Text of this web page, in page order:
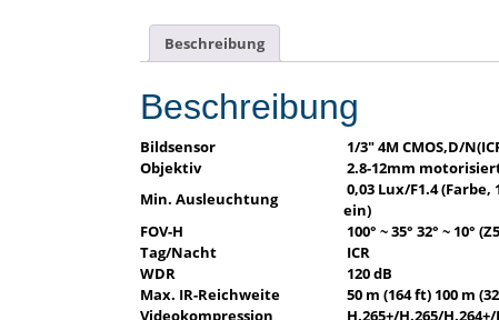
Beschreibung
Beschreibung
Bildsensor
1/3″ 4M CMOS,D/
Objektiv
2.8-12mm
Min. Ausleuchtung
0,03 Lux/F1.4 (Farbe,
ein)
FOV-H
100° ~ 35° 32° ~ 10°
Tag/Nacht
ICR
WDR
120 dB
Max. IR-Reichweite
50 m (164 ft) 100 m
Videokompression
H.265+/H.265/